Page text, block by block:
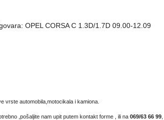
OPEL CORSA C 1.3D/1.7D 09.00-12.09
vrste automobila,motocikala i kamiona.
,pošaljite nam upit putem kontakt forme , ili na 069/63 66 99